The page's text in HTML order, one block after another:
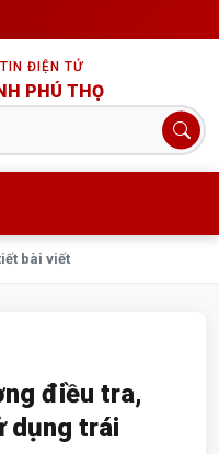
ĐIỆN TỬ
PHÚ THỌ
bài viết
điều tra,
dụng trái